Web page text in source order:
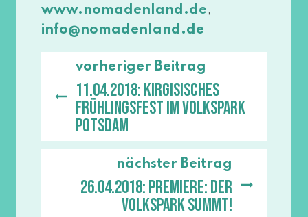
www​.noma​den​land​.de,
info@​nomadenland.​de
vorheriger Beitrag
11.04.2018: Kirgisisches
Frühlingsfest im Volkspark
Potsdam
nächster Beitrag
26.04.2018: Premiere: Der
Volkspark summt!